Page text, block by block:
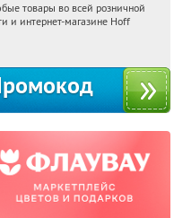
19:14:41 Получили:
товары во всей розничной
и интернет-магазине Hoff